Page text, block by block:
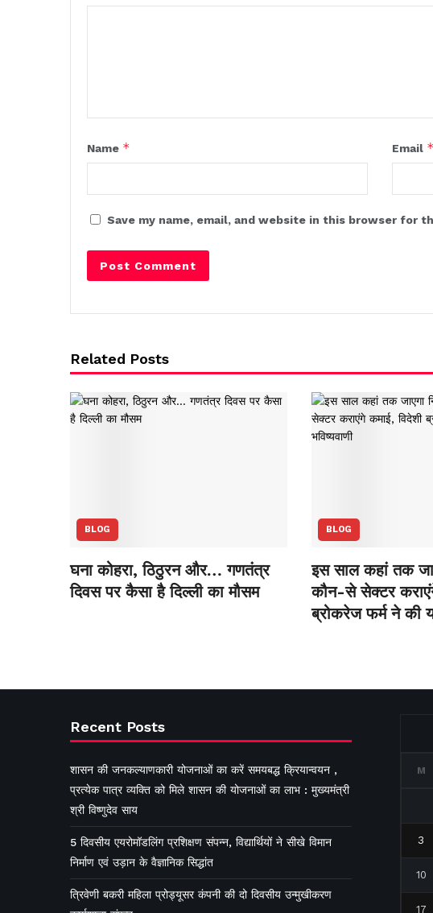
Name * Email *
Save my name, email, and website in this browser for
Related Posts
BLOG
घना कोहरा, ठिठुरन और… गणतंत्र
दिवस पर कैसा है दिल्ली का मौसम
BLOG
इस साल कहां तक
कौन-से सेक्‍टर
ब्रोकरेज फर्म ने की
Recent Posts
शासन की जनकल्याणकारी योजनाओं का करें समयबद्ध क्रियान्वयन ,
प्रत्येक पात्र व्यक्ति को मिले शासन की योजनाओं का लाभ : मुख्यमंत्री
श्री विष्णुदेव साय
5 दिवसीय एयरोमॉडलिंग प्रशिक्षण संपन्न, विद्यार्थियों ने सीखे विमान
निर्माण एवं उड़ान के वैज्ञानिक सिद्धांत
त्रिवेणी बकरी महिला प्रोड्यूसर कंपनी की दो दिवसीय उन्मुखीकरण
M
3
10
17